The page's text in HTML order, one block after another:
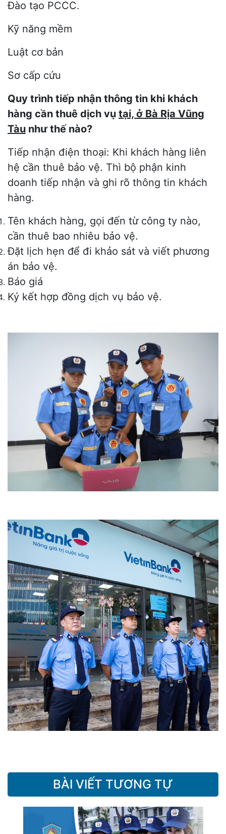
Đào tạo PCCC.
Kỹ năng mềm
Luật cơ bản
Sơ cấp cứu
Quy trình tiếp nhận thông tin khi khách
hàng cần thuê dịch vụ tại, ở Bà Rịa Vũng
Tàu như thế nào?
Tiếp nhận điện thoại: Khi khách hàng liên
hệ cần thuê bảo vệ. Thì bộ phận kinh
doanh tiếp nhận và ghi rõ thông tin khách
hàng.
Tên khách hàng, gọi đến từ công ty nào,
cần thuê bao nhiêu bảo vệ.
Đặt lịch hẹn để đi khảo sát và viết phương
án bảo vệ.
Báo giá
Ký kết hợp đồng dịch vụ bảo vệ.
BÀI VIẾT TƯƠNG TỰ